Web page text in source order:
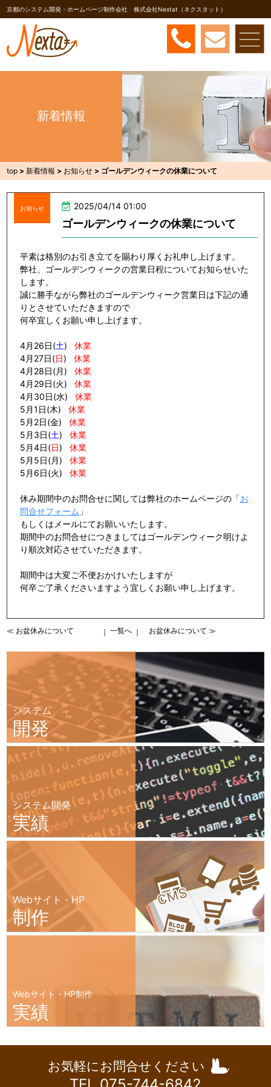
京都のシステム開発・ホームページ制作会社 株式会社Nextat（ネクスタット）
新着情報
top >新着情報 > お知らせ > ゴールデンウィークの休業について
お知らせ 2025/04/14 01:00
ゴールデンウィークの休業について
平素は格別のお引き立てを賜わり厚くお礼申し上げます。
弊社、ゴールデンウィークの営業日程についてお知らせいた
します。
誠に勝手ながら弊社のゴールデンウィーク営業日は下記の通
りとさせていただきますので
何卒宜しくお願い申し上げます。
4月26日(土) 休業
4月27日(日) 休業
4月28日(月) 休業
4月29日(火) 休業
4月30日(水) 休業
5月1日(木) 休業
5月2日(金) 休業
5月3日(土) 休業
5月4日(日) 休業
5月5日(月) 休業
5月6日(火) 休業
休み期間中のお問合せに関しては弊社のホームページの「お
問合せフォーム 」
もしくはメールにてお願いいたします。
期間中のお問合せにつきましてはゴールデンウィーク明けよ
り順次対応させていただきます。
期間中は大変ご不便おかけいたしますが
何卒ご了承くださいますよう宜しくお願い申し上げます。
≪ お盆休みについて ｜一覧へ ｜ お盆休みについて ≫
システム
開発
システム開発
実績
Webサイト・HP
制作
Webサイト・HP制作
実績
お気軽にお問合せください